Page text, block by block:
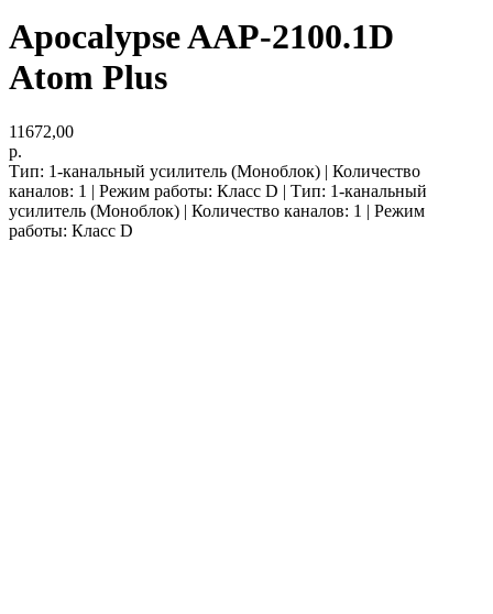
Apocalypse AAP-2100.1D
Atom Plus
11672,00
р.
Тип: 1-канальный усилитель (Моноблок) | Количество
каналов: 1 | Режим работы: Класс D | Тип: 1-канальный
усилитель (Моноблок) | Количество каналов: 1 | Режим
работы: Класс D